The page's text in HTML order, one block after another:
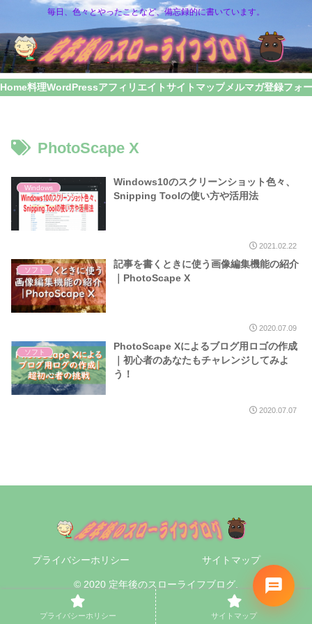
毎日、色々とやったことなど、備忘録的に書いています。
Home料理WordPressアフィリエイトサイトマップメルマガ登録フォ
PhotoScape X
Windows
Windows10のスクリーンショット色々、
Snipping Toolの使い方や活用法
2021.02.22
ソフト
記事を書くときに使う画像編集機能の紹介
｜PhotoScape X
2020.07.09
ソフト
PhotoScape Xによるブログ用ロゴの作成
｜初心者のあなたもチャレンジしてみよ
う！
2020.07.07
プライバシーホリシー サイトマップ
© 2020 定年後のスローライフブログ.
プライバシーホリシー サイトマップ